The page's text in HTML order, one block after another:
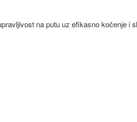
na putu uz efikasno kočenje i